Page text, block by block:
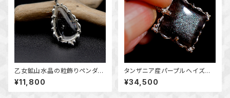
乙女鉱山水晶の粒飾りペンダン
ト ～国産鉱物～ ＊天然石アク
セサリー ペンダントトップ 一
点物＊
¥11,800
タンザニア産パープルヘイズサ
ンストーンの粒飾りペンダント
～変わり種 ミントグリーンの
輝き～～ 天然石アクセサリ
¥34,500